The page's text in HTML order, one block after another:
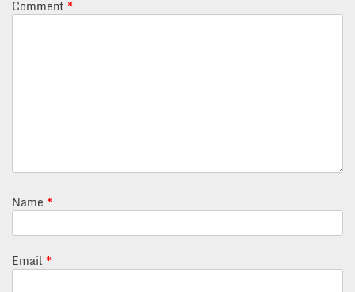
Comment *
Name *
Email *